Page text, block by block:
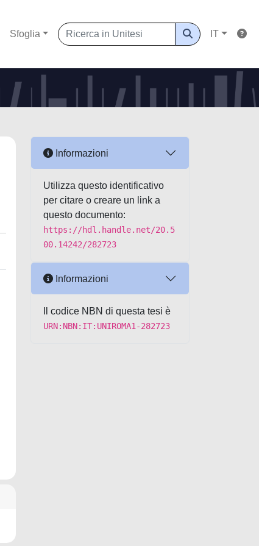
Sfoglia IT
Informazioni
Utilizza questo identificativo
per citare o creare un link a
questo documento:
https://hdl.handle.net/20.5
00.14242/282723
Informazioni
Il codice NBN di questa tesi è
URN:NBN:IT:UNIROMA1-282723